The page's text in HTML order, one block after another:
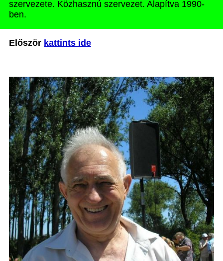
szervezete. Közhasznú szervezet. Alapítva 1990-
ben.
Először kattints ide